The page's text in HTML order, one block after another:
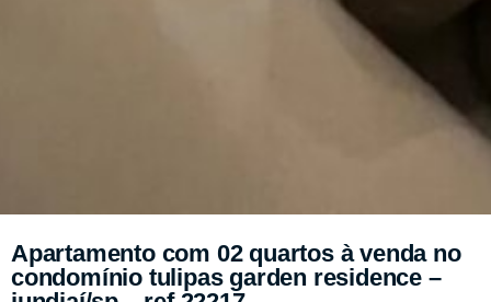
Apartamento com 02 quartos à venda no
condomínio tulipas garden residence –